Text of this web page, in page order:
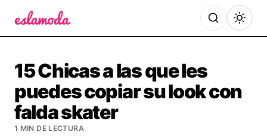
15 Chicas a las que les
puedes copiar su look con
falda skater
1 MIN DE LECTURA